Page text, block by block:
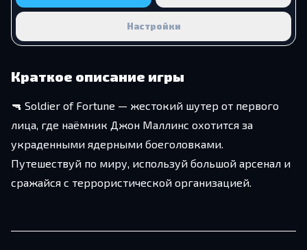
Настройки
Краткое описание игры
🔫 Soldier of Fortune — жестокий шутер от первого
лица, где наёмник Джон Маллинс охотится за
украденными ядерными боеголовками.
Путешествуй по миру, используй большой арсенал и
сражайся с террористической организацией.